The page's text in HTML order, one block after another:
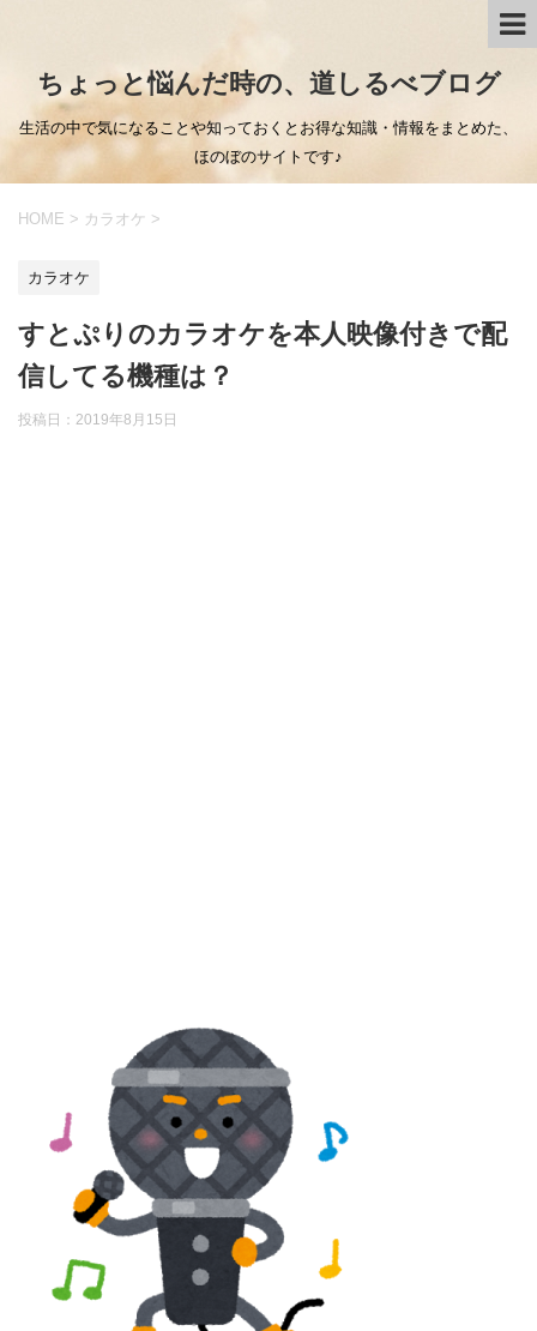
ちょっと悩んだ時の、道しるべブログ
生活の中で気になることや知っておくとお得な知識・情報をまとめた、
ほのぼのサイトです♪
HOME > カラオケ >
カラオケ
すとぷりのカラオケを本人映像付きで配
信してる機種は？
投稿日： 2019年8月15日